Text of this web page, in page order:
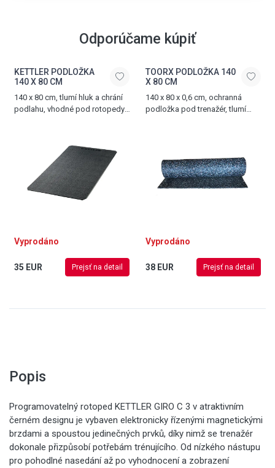
Odporúčame kúpiť
KETTLER PODLOŽKA
140 X 80 CM
140 x 80 cm, tlumí hluk a chrání
podlahu, vhodné pod rotopedy,
Vyprodáno
35 EUR Prejsť na detail
TOORX PODLOŽKA 140
X 80 CM
140 x 80 x 0,6 cm, ochranná
podložka pod trenažér, tlumí
Vyprodáno
38 EUR Prejsť na detail
Popis
Programovatelný rotoped KETTLER GIRO C 3 v atraktivním
černém designu je vybaven elektronicky řízenými magnetickými
brzdami a spoustou jedinečných prvků, díky nimž se trenažér
dokonale přizpůsobí potřebám trénujícího. Od nízkého nástupu
pro pohodlné nasedání až po vyhodnocení a zobrazení